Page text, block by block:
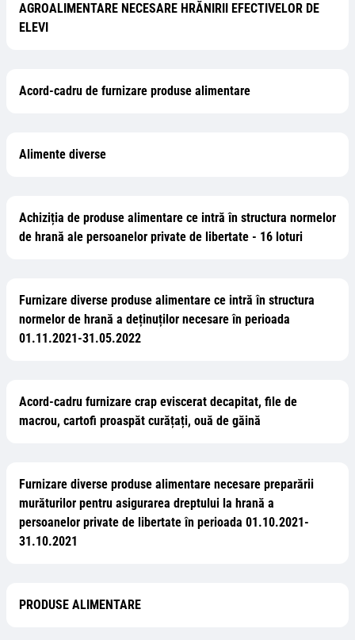
AGROALIMENTARE NECESARE HRĂNIRII EFECTIVELOR DE
ELEVI
Acord-cadru de furnizare produse alimentare
Alimente diverse
Achiziția de produse alimentare ce intră în structura normelor
de hrană ale persoanelor private de libertate - 16 loturi
Furnizare diverse produse alimentare ce intră în structura
normelor de hrană a deținuților necesare în perioada
01.11.2021-31.05.2022
Acord-cadru furnizare crap eviscerat decapitat, file de
macrou, cartofi proaspăt curățați, ouă de găină
Furnizare diverse produse alimentare necesare preparării
murăturilor pentru asigurarea dreptului la hrană a
persoanelor private de libertate în perioada 01.10.2021-
31.10.2021
PRODUSE ALIMENTARE